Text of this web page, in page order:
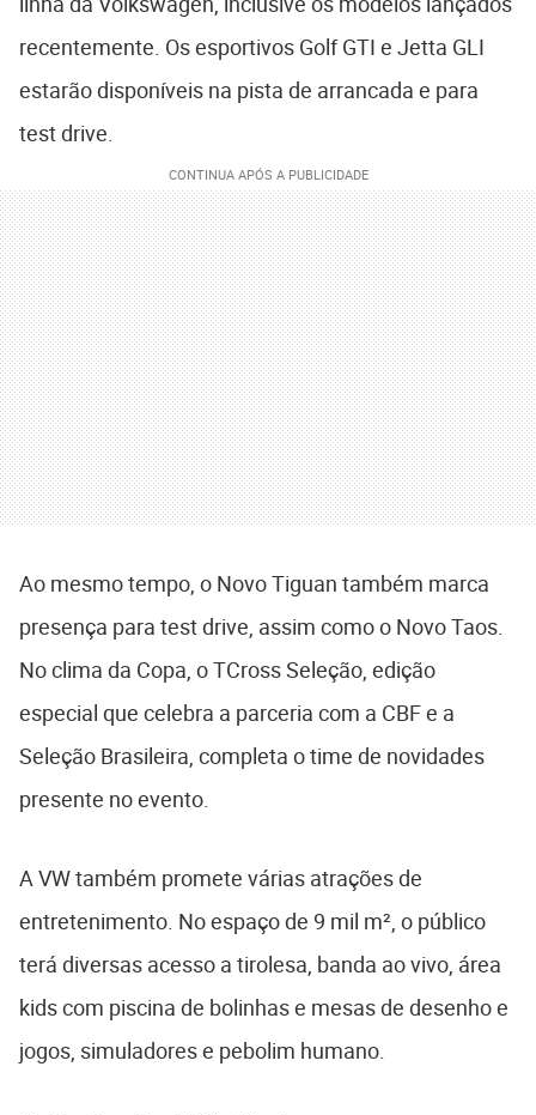
recentemente. Os esportivos Golf GTI e Jetta GLI
estarão disponíveis na pista de arrancada e para
test drive.
Ao mesmo tempo, o Novo Tiguan também marca
presença para test drive, assim como o Novo Taos.
No clima da Copa, o TCross Seleção, edição
especial que celebra a parceria com a CBF e a
Seleção Brasileira, completa o time de novidades
presente no evento.
A VW também promete várias atrações de
entretenimento. No espaço de 9 mil m², o público
terá diversas acesso a tirolesa, banda ao vivo, área
kids com piscina de bolinhas e mesas de desenho e
jogos, simuladores e pebolim humano.